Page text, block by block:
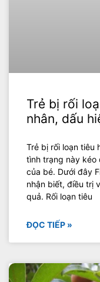
Trẻ bị rối
nhân, dấu
Trẻ bị rối loạn tiêu
tình trạng này kéo
của bé. Dưới đây
nhận biết, điều trị
quả. Rối loạn tiêu
ĐỌC TIẾP »